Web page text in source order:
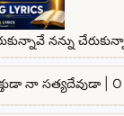
నన్ను
నా సత్యదేవుడా | O